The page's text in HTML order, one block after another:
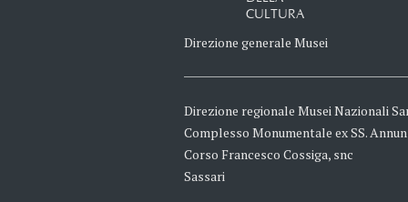
CULTURA
Direzione generale Musei
Direzione regionale Musei Nazionali
Complesso Monumentale ex SS.
Corso Francesco Cossiga, snc
Sassari